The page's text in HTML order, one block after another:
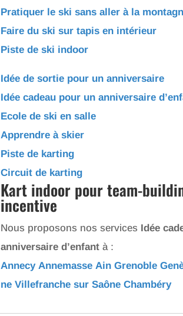
Pratiquer le ski sans aller à la
Faire du ski sur tapis en intérieur
Piste de ski indoor
Idée de sortie pour un anniversaire
Idée cadeau pour un anniversaire
Ecole de ski en salle
Apprendre à skier
Piste de karting
Circuit de karting
Kart indoor pour team-
incentive
Nous proposons nos services Idée
anniversaire d’enfant à :
AnnecyAnnemasseAinGrenoble
neVillefranche sur SaôneChambéry